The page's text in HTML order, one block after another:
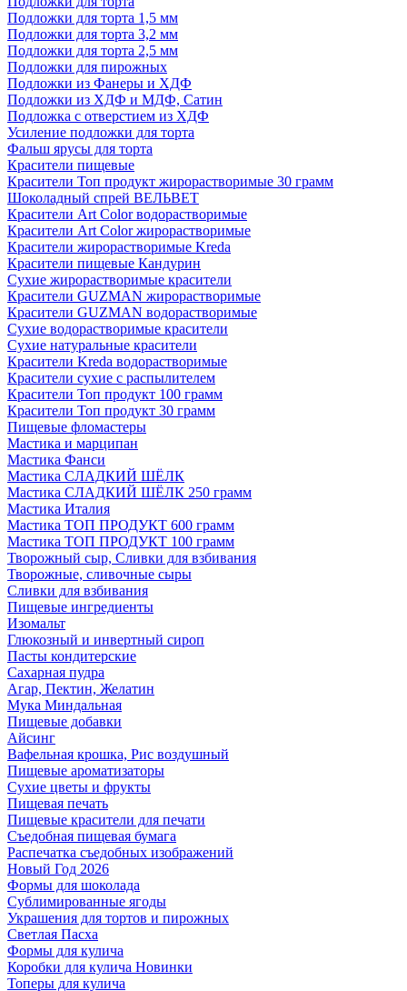
Подложки для торта 1,5 мм
Подложки для торта 3,2 мм
Подложки для торта 2,5 мм
Подложки для пирожных
Подложки из Фанеры и ХДФ
Подложки из ХДФ и МДФ, Сатин
Подложка с отверстием из ХДФ
Усиление подложки для торта
Фальш ярусы для торта
Красители пищевые
Красители Топ продукт жирорастворимые 30 грамм
Шоколадный спрей ВЕЛЬВЕТ
Красители Art Color водорастворимые
Красители Art Color жирорастворимые
Красители жирорастворимые Kreda
Красители пищевые Кандурин
Сухие жирорастворимые красители
Красители GUZMAN жирорастворимые
Красители GUZMAN водорастворимые
Сухие водорастворимые красители
Сухие натуральные красители
Красители Kreda водорастворимые
Красители сухие с распылителем
Красители Топ продукт 100 грамм
Красители Топ продукт 30 грамм
Пищевые фломастеры
Мастика и марципан
Мастика Фанси
Мастика СЛАДКИЙ ШЁЛК
Мастика СЛАДКИЙ ШЁЛК 250 грамм
Мастика Италия
Мастика ТОП ПРОДУКТ 600 грамм
Мастика ТОП ПРОДУКТ 100 грамм
Творожный сыр, Сливки для взбивания
Творожные, сливочные сыры
Сливки для взбивания
Пищевые ингредиенты
Изомальт
Глюкозный и инвертный сироп
Пасты кондитерские
Сахарная пудра
Агар, Пектин, Желатин
Мука Миндальная
Пищевые добавки
Айсинг
Вафельная крошка, Рис воздушный
Пищевые ароматизаторы
Сухие цветы и фрукты
Пищевая печать
Пищевые красители для печати
Съедобная пищевая бумага
Распечатка съедобных изображений
Новый Год 2026
Формы для шоколада
Сублимированные ягоды
Украшения для тортов и пирожных
Светлая Пасха
Формы для кулича
Коробки для кулича Новинки
Топеры для кулича